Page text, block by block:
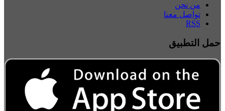
من نحن
تواصل معنا
RSS
حمل التطبيق